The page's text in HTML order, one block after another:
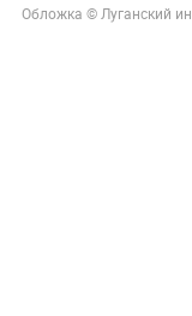
Обложка © Луганский